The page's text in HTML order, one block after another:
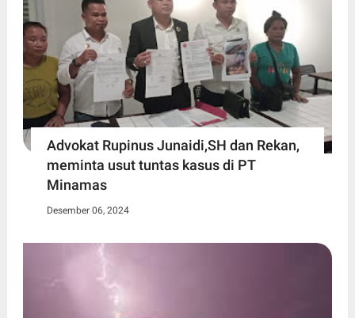
Advokat Rupinus Junaidi,SH dan Rekan,
meminta usut tuntas kasus di PT
Minamas
Desember 06, 2024